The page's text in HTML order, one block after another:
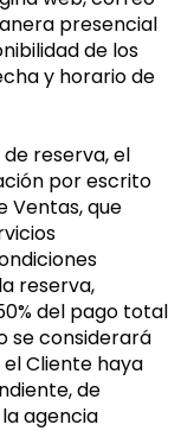
presencial
de los
y horario de
reserva, el
por escrito
Ventas, que
reserva,
del pago total
se considerará
Cliente haya
de
agencia